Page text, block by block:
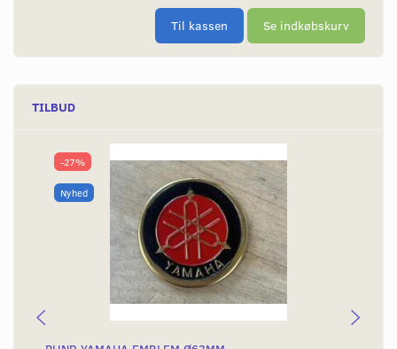
Til kassen Se indkøbskurv
TILBUD
-27%
Nyhed